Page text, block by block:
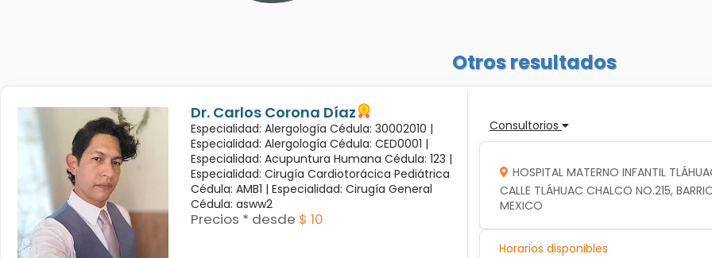
Otros resultados
Dr. Carlos Corona Díaz
Especialidad: Alergología Cédula: 30002010 |
Especialidad: Alergología Cédula: CED0001 |
Especialidad: Acupuntura Humana Cédula: 123 |
Especialidad: Cirugía Cardiotorácica Pediátrica
Cédula: AMB1 | Especialidad: Cirugía General
Cédula: asww2
Precios * desde $ 10
Consultorios
HOSPITAL MATERNO INFANTIL
CALLE TLÁHUAC CHALCO NO.215,
MEXICO
Horarios disponibles